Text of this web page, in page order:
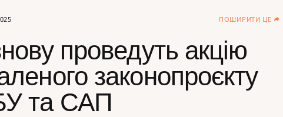
ПОШИРИТИ ЦЕ
проведуть акцію
законопроєкту
та САП